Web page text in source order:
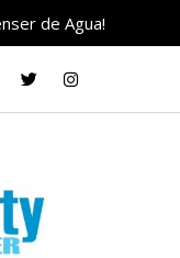
de Agua!